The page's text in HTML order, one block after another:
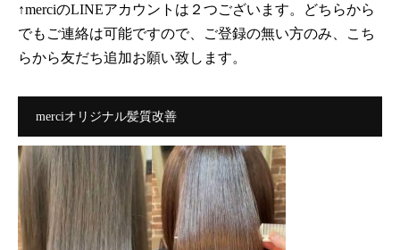
↑merciのLINEアカウントは２つございます。どちらから
でもご連絡は可能ですので、ご登録の無い方のみ、こち
らから友だち追加お願い致します。
merciオリジナル髪質改善